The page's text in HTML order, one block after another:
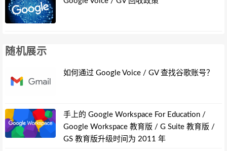
随机展示
如何通过 Google Voice / GV 查找谷歌账号？
手上的 Google Workspace For Education /
Google Workspace 教育版 / G Suite 教育版 /
GS 教育版升级时间为 2011 年